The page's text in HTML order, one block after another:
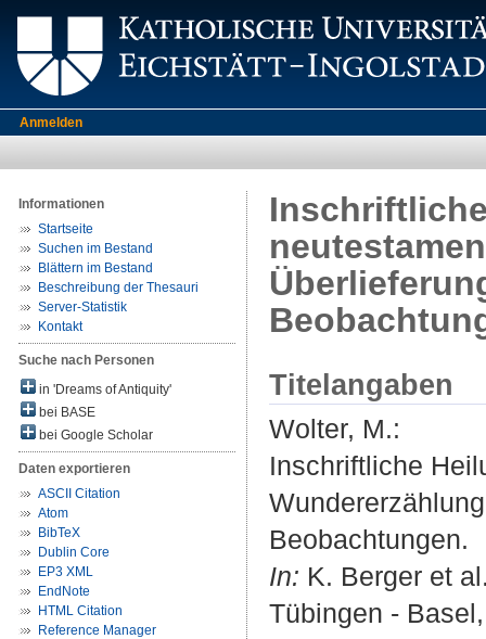
Anmelden
Informationen
Startseite
Suchen im Bestand
Blättern im Bestand
Beschreibung der Thesauri
Server-Statistik
Kontakt
Suche nach Personen
in 'Dreams of Antiquity'
bei BASE
bei Google Scholar
Daten exportieren
ASCII Citation
Atom
BibTeX
Dublin Core
EP3 XML
EndNote
HTML Citation
Reference Manager
Titelangaben
Wolter, M.:
Inschriftliche
Beobachtungen.
In: K. Berger et
Tübingen -